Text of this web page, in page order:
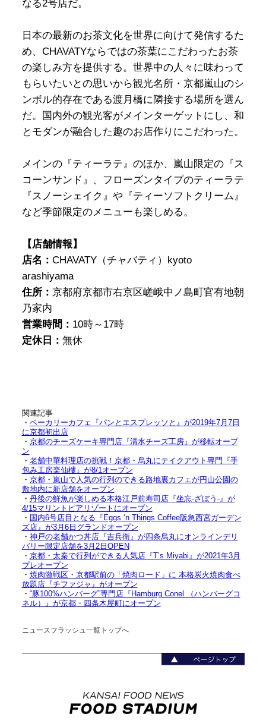
なる2号店だ。
日本の最新のお茶文化を世界に向けて発信するた
め、CHAVATYならではの茶葉にこだわったお茶
の楽しみ方を提供する。世界中の人々に味わって
もらいたいとの思いから観光名所・京都嵐山のシ
ンボル的存在である渡月橋に隣接する場所を選ん
だ。国内外の観光客がメインターゲットにし、和
とモダンが融合した趣のお店作りにこだわった。
メインの『ティーラテ』のほか、嵐山限定の『ス
コーンサンド』、フローズンタイプのティーラテ
『スノーシェイク』や『ティーソフトクリーム』
など季節限定のメニューも楽しめる。
【店舗情報】
店名： CHAVATY（チャバティ）kyoto
arashiyama
住所： 京都府京都市右京区嵯峨中ノ島町官有地朝
乃家内
営業時間： 10時～17時
定休日： 無休
関連記事
・ ベーカリーカフェ『パンとエスプレッソと』が2019年7月7日
に京都初出店
・ 京都のチーズケーキ専門店『清水チーズ工房』が移転オープ
ン
・ 老舗中華料理店の挑戦！京都・烏丸にテイクアウト専門『手
包み工房楽仙樓』が8/1オープン
・ 京都・嵐山で人気の行列のできる路地裏カフェが円山公園の
敷地内に新店舗をオープン
・ 丹後の鮮魚が楽しめる本格江戸前寿司店『坐忘-ざぼう-』が
4/15マリントピアリゾートにオープン
・ 国内6号店目となる『Eggs ‘n Things Coffee阪急西宮ガーデン
ズ店』が3月6日グランドオープン
・ 神戸の老舗かつ丼店『吉兵衛』が四条烏丸にオンラインデリ
バリー限定店舗を3月2日OPEN
・ 京都・太秦で行列ができる人気店『T’s Miyabi』が2021年3月
プレオープン
・ 焼肉激戦区・京都駅前の「焼肉ロード」に 本格炭火焼肉食べ
放題店『チファジャ』がオープン
・ “豚100%ハンバーグ”専門店『Hamburg Conel （ハンバーグコ
ネル）』が京都・四条木屋町にオープン
ニュースフラッシュ一覧トップへ